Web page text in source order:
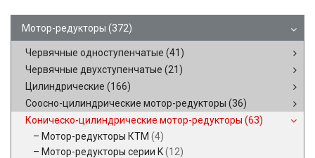
Мотор-редукторы (372)
Червячные одноступенчатые (41)
Червячные двухступенчатые (21)
Цилиндрические (166)
Соосно-цилиндрические мотор-редукторы (36)
Коническо-цилиндрические мотор-редукторы (63)
Мотор-редукторы КТМ (4)
Мотор-редукторы серии K(12)